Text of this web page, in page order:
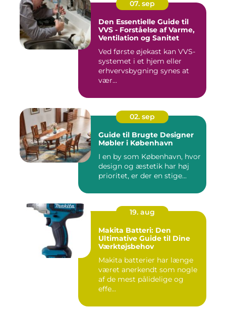
07. sep
Den Essentielle Guide til
VVS - Forståelse af Varme,
Ventilation og Sanitet
Ved første øjekast kan VVS-
systemet i et hjem eller
erhvervsbygning synes at
vær...
02. sep
Guide til Brugte Designer
Møbler i København
I en by som København, hvor
design og æstetik har høj
prioritet, er der en stige...
19. aug
Makita Batteri: Den
Ultimative Guide til Dine
Værktøjsbehov
Makita batterier har længe
været anerkendt som nogle
af de mest pålidelige og
effe...